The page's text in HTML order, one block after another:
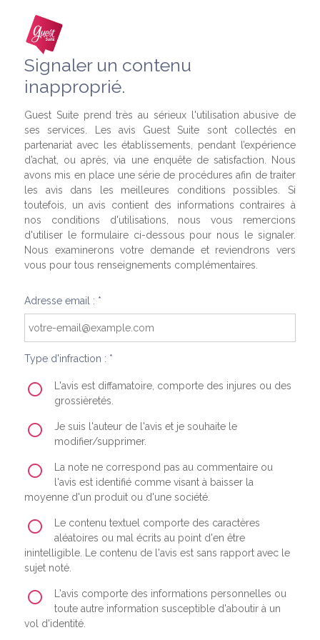
Signaler un contenu
inapproprié.
Guest Suite prend très au sérieux l'utilisation abusive de
ses services. Les avis Guest Suite sont collectés en
partenariat avec les établissements, pendant l’expérience
d’achat, ou après, via une enquête de satisfaction. Nous
avons mis en place une série de procédures afin de traiter
les avis dans les meilleures conditions possibles. Si
toutefois, un avis contient des informations contraires à
nos conditions d'utilisations, nous vous remercions
d'utiliser le formulaire ci-dessous pour nous le signaler.
Nous examinerons votre demande et reviendrons vers
vous pour tous renseignements complémentaires.
Adresse email : *
Type d'infraction : *
L'avis est diffamatoire, comporte des injures ou des
grossièretés.
Je suis l'auteur de l'avis et je souhaite le
modifier/supprimer.
La note ne correspond pas au commentaire ou
l'avis est identifié comme visant à baisser la
moyenne d'un produit ou d'une société.
Le contenu textuel comporte des caractères
aléatoires ou mal écrits au point d'en être
inintelligible. Le contenu de l'avis est sans rapport avec le
sujet noté.
L'avis comporte des informations personnelles ou
toute autre information susceptible d'aboutir à un
vol d'identité.